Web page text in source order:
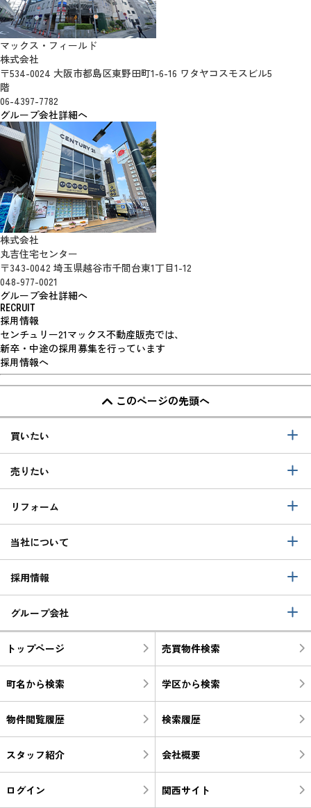
マックス・フィールド
株式会社
〒534-0024 大阪市都島区東野田町1-6-16 ワタヤコスモスビル5
階
06-4397-7782
グループ会社詳細へ
株式会社
丸吉住宅センター
〒343-0042 埼玉県越谷市千間台東1丁目1-12
048-977-0021
グループ会社詳細へ
RECRUIT
採用情報
センチュリー21マックス不動産販売では、
新卒・中途の採用募集を行っています
採用情報へ
このページの先頭へ
買いたい
売りたい
リフォーム
当社について
採用情報
グループ会社
トップページ 売買物件検索
町名から検索 学区から検索
物件閲覧履歴 検索履歴
スタッフ紹介 会社概要
ログイン 関西サイト